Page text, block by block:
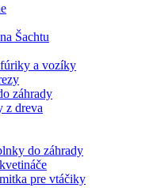
Šachtu
a vozíky
záhrady
z dreva
do záhrady
pre vtáčiky